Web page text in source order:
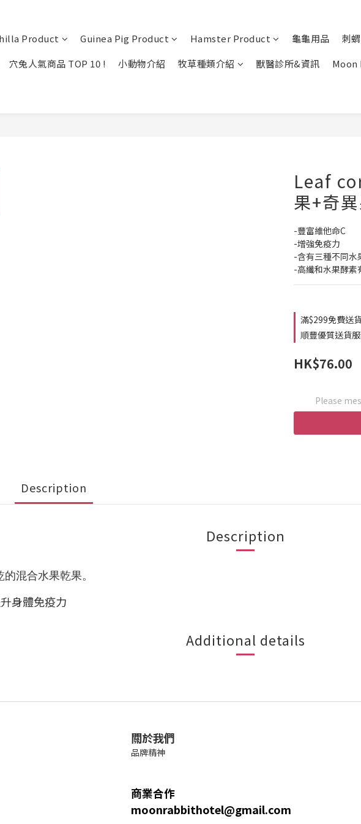
Product Guinea Pig Product Hamster Product 龜龜用品 刺
穴兔人氣商品 TOP 10 ! 小動物介紹 牧草種類介紹 獸醫診所&資訊
Leaf
果+奇
-豐富維他命C
-增強免疫力
-含有三種不同水
-高纖和水果酵素
滿$299免費送
順豐優質送貨
HK$76.00
Please
Description
Description
混合水果乾果。
身體免疫力
Additional details
關於我們
品牌精神
商業合作
moonrabbithotel@gmail.com